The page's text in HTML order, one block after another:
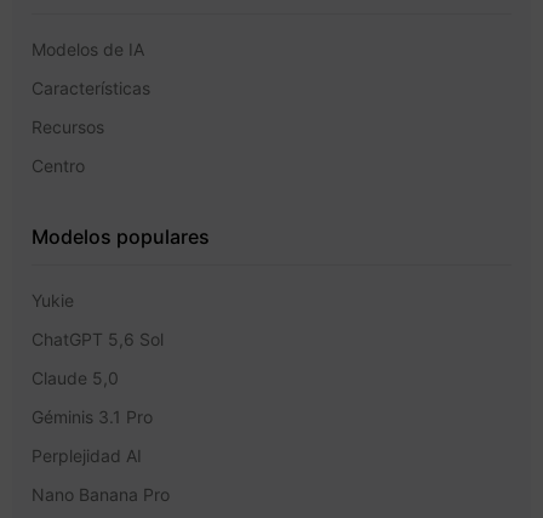
Modelos de IA
Características
Recursos
Centro
Modelos populares
Yukie
ChatGPT 5,6 Sol
Claude 5,0
Géminis 3.1 Pro
Perplejidad AI
Nano Banana Pro